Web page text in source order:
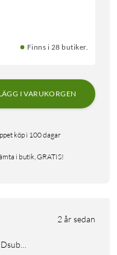
Finns i 28 butiker.
I VARUKORGEN
köp i 100 dagar
i butik, GRATIS!
2 år sedan